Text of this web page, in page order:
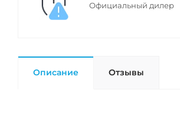
Официальный дилер
Описание Отзывы